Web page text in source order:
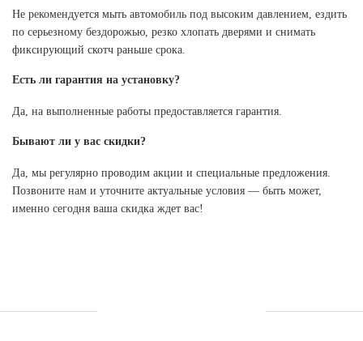
Не рекомендуется мыть автомобиль под высоким давлением, ездить
по серьезному бездорожью, резко хлопать дверями и снимать
фиксирующий скотч раньше срока.
Есть ли гарантия на установку?
Да, на выполненные работы предоставляется гарантия.
Бывают ли у вас скидки?
Да, мы регулярно проводим акции и специальные предложения.
Позвоните нам и уточните актуальные условия — быть может,
именно сегодня ваша скидка ждет вас!